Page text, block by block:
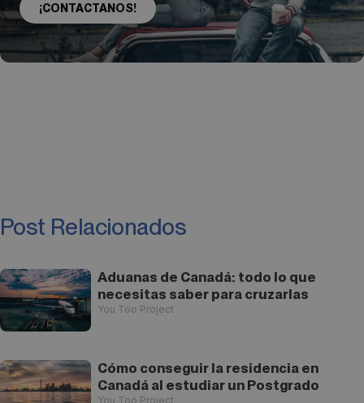
¡CONTACTANOS!
Post Relacionados
Aduanas de Canadá: todo lo que
necesitas saber para cruzarlas
You Too Project
Cómo conseguir la residencia en
Canadá al estudiar un Postgrado
You Too Project